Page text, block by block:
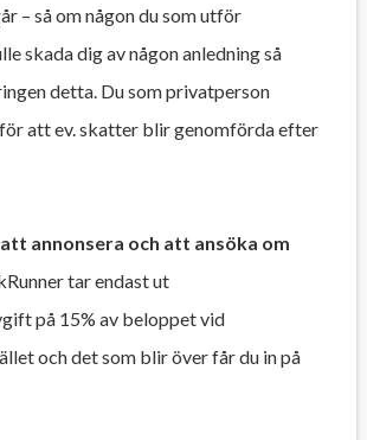
– så om någon du som utför
skada dig av någon anledning så
detta. Du som privatperson
att ev. skatter blir genomförda efter
annonsera och att ansöka om
tar endast ut
på 15% av beloppet vid
och det som blir över får du in på